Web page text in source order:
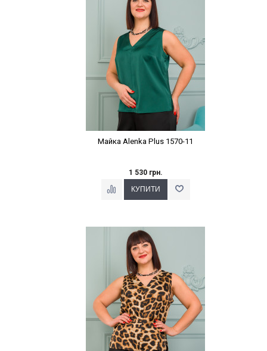
Майка Alenka Plus 1570-11
1 530 грн.
Наклейки Варіант з %